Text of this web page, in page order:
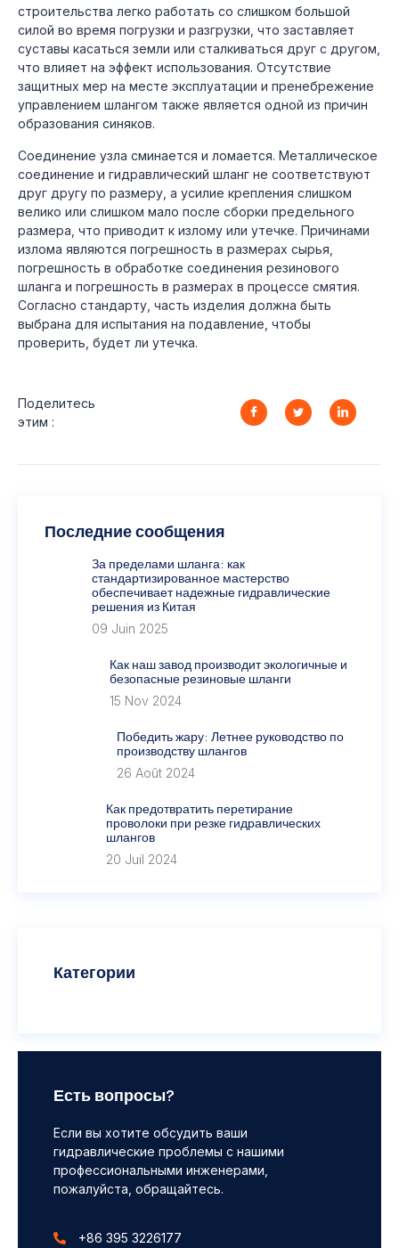
строительства легко работать со слишком большой
силой во время погрузки и разгрузки, что заставляет
суставы касаться земли или сталкиваться друг с другом,
что влияет на эффект использования. Отсутствие
защитных мер на месте эксплуатации и пренебрежение
управлением шлангом также является одной из причин
образования синяков.
Соединение узла сминается и ломается. Металлическое
соединение и гидравлический шланг не соответствуют
друг другу по размеру, а усилие крепления слишком
велико или слишком мало после сборки предельного
размера, что приводит к излому или утечке. Причинами
излома являются погрешность в размерах сырья,
погрешность в обработке соединения резинового
шланга и погрешность в размерах в процессе смятия.
Согласно стандарту, часть изделия должна быть
выбрана для испытания на подавление, чтобы
проверить, будет ли утечка.
Поделитесь
этим :
Последние сообщения
За пределами шланга: как
стандартизированное мастерство
обеспечивает надежные гидравлические
решения из Китая
09 Juin 2025
Как наш завод производит экологичные и
безопасные резиновые шланги
15 Nov 2024
Победить жару: Летнее руководство по
производству шлангов
26 Août 2024
Как предотвратить перетирание
проволоки при резке гидравлических
шлангов
20 Juil 2024
Категории
Есть вопросы?
Если вы хотите обсудить ваши
гидравлические проблемы с нашими
профессиональными инженерами,
пожалуйста, обращайтесь.
+86 395 3226177